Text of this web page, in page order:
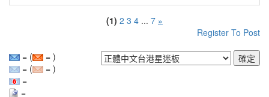
(1) 2 3 4 ... 7 »
Register To Post
= (
= )
= (
= )
=
=